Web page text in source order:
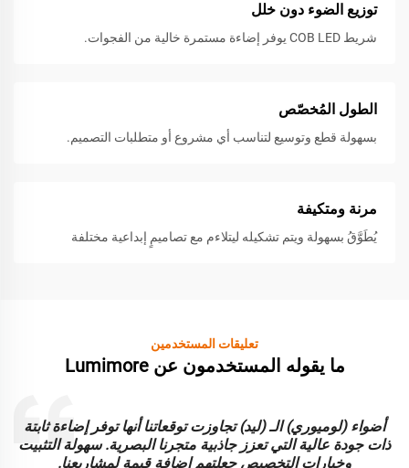
توزيع الضوء دون خلل
شريط COB LED يوفر إضاءة مستمرة خالية من الفجوات.
الطول المُخصّص
بسهولة قطع وتوسيع لتناسب أي مشروع أو متطلبات التصميم.
مرنة ومتكيفة
يُطَوَّقُ بسهولة ويتم تشكيله ليتلاءم مع تصاميمٍ إبداعية مختلفة
تعليقات المستخدمين
ما يقوله المستخدمون عن Lumimore
أضواء (لوميوري) الـ (ليد) تجاوزت توقعاتنا أنها توفر إضاءة ثابتة
ذات جودة عالية التي تعزز جاذبية متجرنا البصرية. سهولة التثبيت
وخيارات التخصيص جعلتهم إضافة قيمة لمشاريعنا.